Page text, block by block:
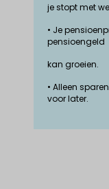
je stopt met
• Je
pensioengeld
kan groeien.
• Alleen
voor later.